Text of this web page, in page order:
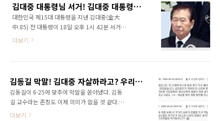
점에서 말이다. 더욱 중요한 것을 이런 이야기를
이명박이 했다는 것이다. 김대중전대통령도, 노
무현전대통령도 아닌... 독재자에 가까운 짓을 일
삼는 이명박이... 대표적인 보수세력인 이명박
령이 통일세 발언을 했다면 보수진영의 엄청난
격인 이명박대통령이 이런 이야기를 한 현 시점
에서 양측의 반응은 ..
김대중 대통령님 서거! 김대중 대통령님의 명복을 빕니다. ㅠㅠ
대한민국 제15대 대통령을 지낸 김대중(金大
中.85) 전 대통령이 18일 오후 1시 42분 서거하
셨습니다. ㅠㅠ 이시대에 가장 존경받는 원로 정
이었는데... 모두 이렇게 가시는 군요... 노무현대
통령님 영결식에서 서럽게 우시던 김대중대통령
님이 생각납니다. 정말 눈물이 나네요... 김대중
대통령님! 당신은 정말 열심히 세상을 사셨습니
더보기
김동길 막말! 김대중 자살하라고? 우리는 아직 이런 시대에 살고 있구나...
김동길이 6·25에 맞추어 막말을 쏟아냈다. 김동
길 교수라는 존칭도 이제 의미가 없을 것 같다.
전직 대통령보고 자살해야 하는거 아니냐고 막
더보기